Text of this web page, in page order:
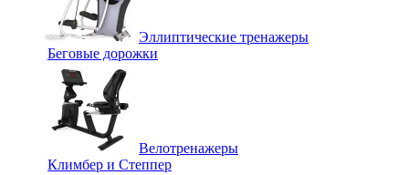
Эллиптические тренажеры
Беговые дорожки
Велотренажеры
Климбер и Степпер